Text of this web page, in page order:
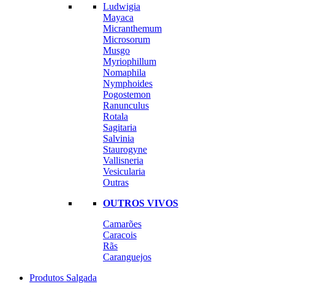
Ludwigia
Mayaca
Micranthemum
Microsorum
Musgo
Myriophillum
Nomaphila
Nymphoides
Pogostemon
Ranunculus
Rotala
Sagitaria
Salvinia
Staurogyne
Vallisneria
Vesicularia
Outras
OUTROS VIVOS
Camarões
Caracois
Rãs
Caranguejos
Produtos Salgada